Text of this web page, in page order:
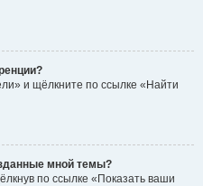
и щёлкните по ссылке «Найти
мной темы?
по ссылке «Показать ваши